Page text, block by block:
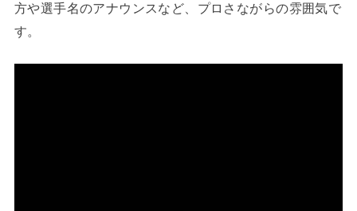
方や選手名のアナウンスなど、プロさながらの雰囲気で
す。